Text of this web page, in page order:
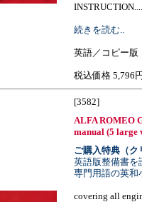
続きを読む..
英語／コピー版
税込価格 5,796
[3582]
ALFA ROMEO
manual (5 large
ご購入特典（ク
英語版整備書を
専門用語の英和
covering all